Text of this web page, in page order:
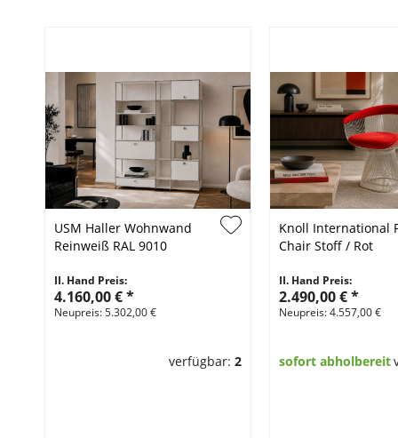
USM Haller Wohnwand
Reinweiß RAL 9010
II. Hand Preis:
4.160,00 €*
Neupreis: 5.302,00 €
verfügbar: 2
Knoll International
Chair Stoff / Rot
II. Hand Preis:
2.490,00 €*
Neupreis: 4.557,00 €
sofort abholbereit